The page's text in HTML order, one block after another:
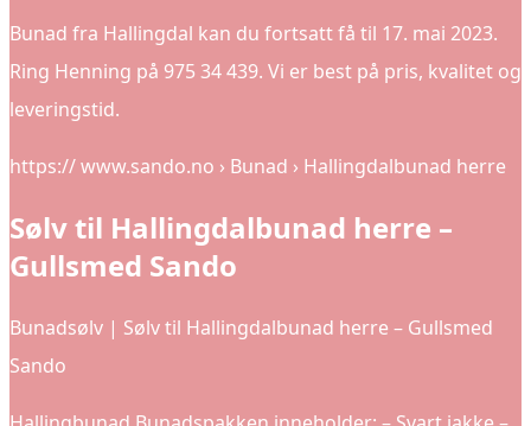
Bunad fra Hallingdal kan du fortsatt få til 17. mai 2023.
Ring Henning på 975 34 439. Vi er best på pris, kvalitet og
leveringstid.
https:// www.sando.no › Bunad › Hallingdalbunad herre
Sølv til Hallingdalbunad herre –
Gullsmed Sando
Bunadsølv | Sølv til Hallingdalbunad herre – Gullsmed
Sando